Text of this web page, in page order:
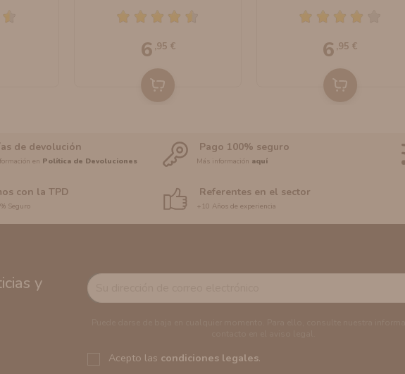
6 ,95 € 6 ,95 €
de devolución
en Política de Devoluciones
Pago 100% seguro
Más información aquí
con la TPD
Seguro
Referentes en el sector
+10 Años de experiencia
y
Acepto las condiciones legales.